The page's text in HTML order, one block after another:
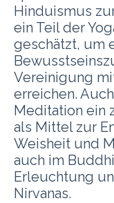
Hinduismus
ein Teil der
geschätzt, um
Vereinigung
erreichen.
Meditation ein
als Mittel zur
Weisheit und
auch im
Erleuchtung
Nirvanas.